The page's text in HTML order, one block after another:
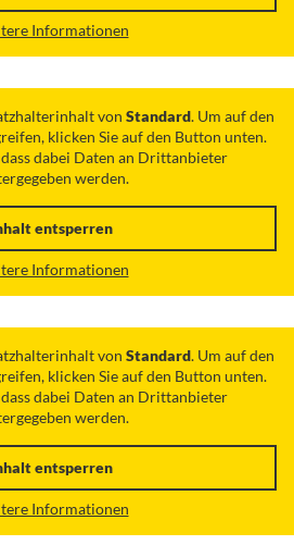
Informationen
von Standard. Um auf den
klicken Sie auf den Button unten.
dabei Daten an Drittanbieter
werden.
entsperren
Informationen
von Standard. Um auf den
klicken Sie auf den Button unten.
dabei Daten an Drittanbieter
werden.
entsperren
Informationen